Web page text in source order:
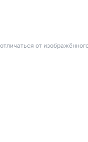
от